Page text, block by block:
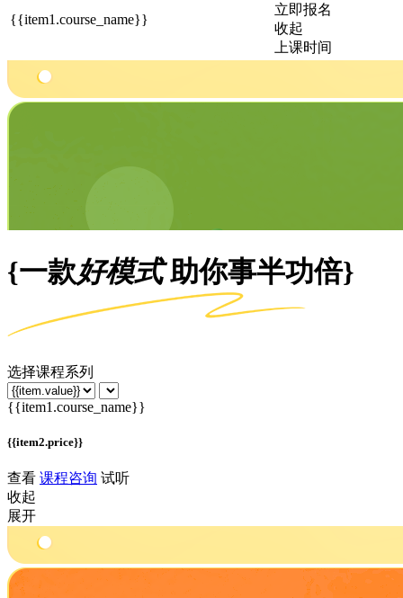
{{item1.course_name}}
立即报名
收起
上课时间
{一款好模式助你事半功倍}
选择课程系列
{{item1.course_name}}
{{item2.price}}
查看 课程咨询 试听
收起
展开